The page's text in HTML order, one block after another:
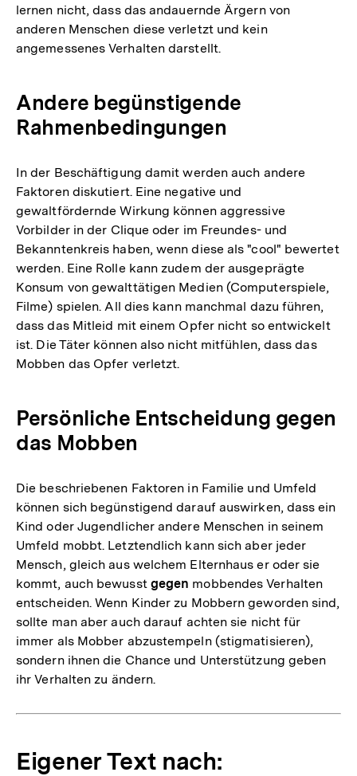
lernen nicht, dass das andauernde Ärgern von
anderen Menschen diese verletzt und kein
angemessenes Verhalten darstellt.
Andere begünstigende
Rahmenbedingungen
In der Beschäftigung damit werden auch andere
Faktoren diskutiert. Eine negative und
gewaltfördernde Wirkung können aggressive
Vorbilder in der Clique oder im Freundes- und
Bekanntenkreis haben, wenn diese als "cool" bewertet
werden. Eine Rolle kann zudem der ausgeprägte
Konsum von gewalttätigen Medien (Computerspiele,
Filme) spielen. All dies kann manchmal dazu führen,
dass das Mitleid mit einem Opfer nicht so entwickelt
ist. Die Täter können also nicht mitfühlen, dass das
Mobben das Opfer verletzt.
Persönliche Entscheidung gegen
das Mobben
Die beschriebenen Faktoren in Familie und Umfeld
können sich begünstigend darauf auswirken, dass ein
Kind oder Jugendlicher andere Menschen in seinem
Umfeld mobbt. Letztendlich kann sich aber jeder
Mensch, gleich aus welchem Elternhaus er oder sie
kommt, auch bewusst gegen mobbendes Verhalten
entscheiden. Wenn Kinder zu Mobbern geworden sind,
sollte man aber auch darauf achten sie nicht für
immer als Mobber abzustempeln (stigmatisieren),
sondern ihnen die Chance und Unterstützung geben
ihr Verhalten zu ändern.
Eigener Text nach: